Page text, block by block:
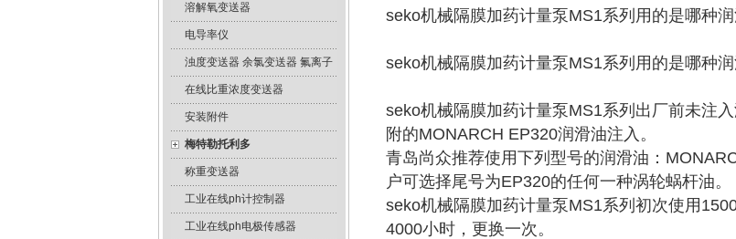
溶解氧变送器
电导率仪
浊度变送器 余氯变送器 氟离子
在线比重浓度变送器
安装附件
梅特勒托利多
称重变送器
工业在线ph计控制器
工业在线ph电极传感器
seko机械隔膜加药计量泵MS1系列用的是哪种润
seko机械隔膜加药计量泵MS1系列用的是哪种
seko机械隔膜加药计量泵MS1系列出厂前未注
附的MONARCH EP320润滑油注入。
青岛尚众推荐使用下列型号的润滑油：
户可选择尾号为EP320的任何一种涡轮蜗杆油。
seko机械隔膜加药计量泵MS1系列初次使用
4000小时，更换一次。